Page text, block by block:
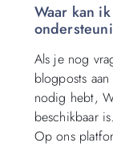
Waar kan
Als je nog
blogposts
nodig hebt,
beschikbaar is.
Op ons